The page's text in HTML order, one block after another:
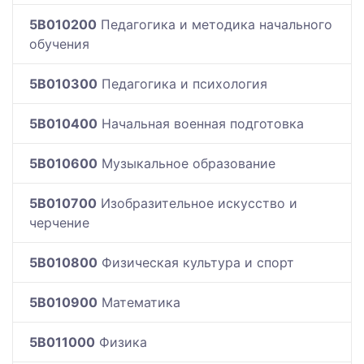
5B010200 Педагогика и методика начального
обучения
5B010300 Педагогика и психология
5B010400 Начальная военная подготовка
5B010600 Музыкальное образование
5B010700 Изобразительное искусство и
черчение
5B010800 Физическая культура и спорт
5B010900 Математика
5B011000 Физика